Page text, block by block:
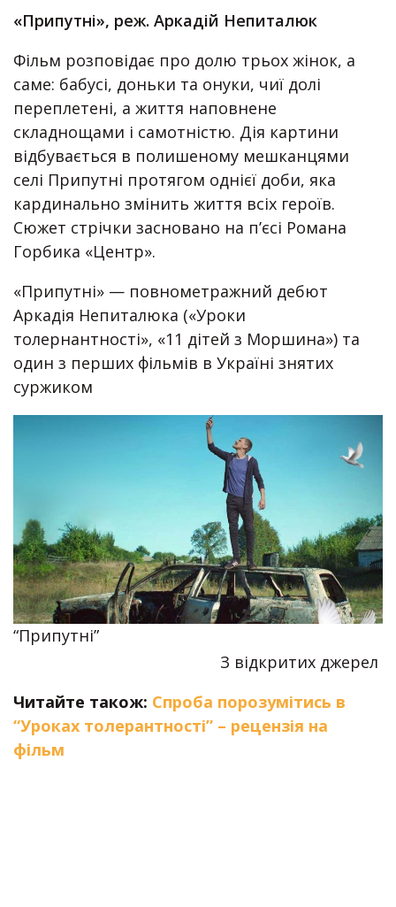
«Припутні», реж. Аркадій Непиталюк
Фільм розповідає про долю трьох жінок, а
саме: бабусі, доньки та онуки, чиї долі
переплетені, а життя наповнене
складнощами і самотністю. Дія картини
відбувається в полишеному мешканцями
селі Припутні протягом однієї доби, яка
кардинально змінить життя всіх героїв.
Сюжет стрічки засновано на п’єсі Романа
Горбика «Центр».
«Припутні» — повнометражний дебют
Аркадія Непиталюка («Уроки
толернантності», «11 дітей з Моршина») та
один з перших фільмів в Україні знятих
суржиком
“Припутні”
З відкритих джерел
Читайте також: Спроба порозумітись в
“Уроках толерантності” – рецензія на
фільм